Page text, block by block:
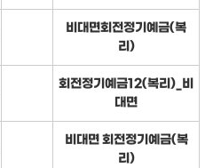
비대면회전정기예금(복
리)
회전정기예금12(복리)_비
대면
비대면 회전정기예금(복
리)